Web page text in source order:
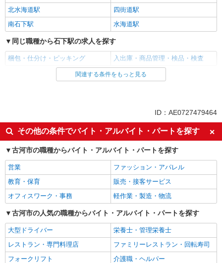
北水海道駅
四街道駅
南石下駅
水海道駅
同じ職種から石下駅の求人を探す
梱包・仕分け・ピッキング 入出庫・商品管理・検品・検査
同じ雇用形態から石下駅の求人を探す
同じ特徴から石下駅の求人を探す
入社日応相談
即日勤務OK
履歴書不要
友達と応募OK
職場見学OKまたは説明会あり
未経験歓迎
経験者・有資格者歓迎
大学生歓迎
新卒・第二新卒歓迎
女性活躍中
主婦・主夫歓迎
フリーター歓迎
学歴不問
ブランクOK
ミドル（40代～）活躍中
エルダー（50代～）活躍中
日払い
週払い
関連する条件をもっと見る
ID：AE0727479464
その他の条件でバイト・アルバイト・パートを探す
古河市の職種からバイト・アルバイト・パートを探す
営業
ファッション・アパレル
教育・保育
販売・接客サービス
オフィスワーク・事務
軽作業・製造・物流
古河市の人気の職種からバイト・アルバイト・パートを探す
大型ドライバー
栄養士・管理栄養士
レストラン・専門料理店
ファミリーレストラン・回転寿司
フォークリフト
介護職・ヘルパー